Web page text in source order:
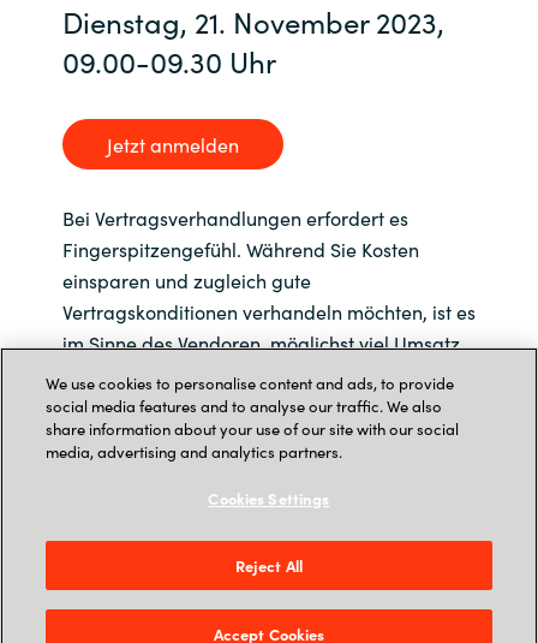
Dienstag, 21. November 2023,
09.00-09.30 Uhr
Jetzt anmelden
Bei Vertragsverhandlungen erfordert es
Fingerspitzengefühl. Während Sie Kosten
einsparen und zugleich gute
Vertragskonditionen verhandeln möchten, ist es
im Sinne des Vendoren, möglichst viel Umsatz
mit Ihnen zu generieren. In diesem Webinar
zeigen wir Ihnen Tipps und Tricks, wie sie sich
adäquat auf eine Vertragsverhandlung
vorbereiten können.
We use cookies to personalise content and ads, to provide
social media features and to analyse our traffic. We also
share information about your use of our site with our social
media, advertising and analytics partners.
Cookies Settings
Reject All
Accept Cookies